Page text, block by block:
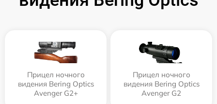
Прицел ночного
видения Bering Optics
Avenger G2+
Прицел ночного
видения Bering Optics
Avenger G2